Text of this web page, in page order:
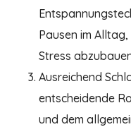
Pausen im
Stress
Ausreichend
entscheidende
und dem